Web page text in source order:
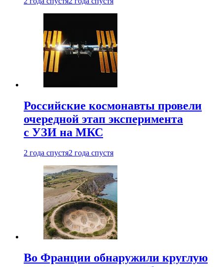
Российские космонавты провели
очередной этап эксперимента
с УЗИ на МКС
2 года спустя2 года спустя
Во Франции обнаружили круглую